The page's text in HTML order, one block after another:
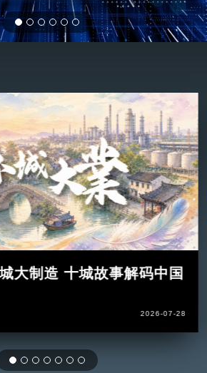
大制造 十城故事解码中国
2026-07-28